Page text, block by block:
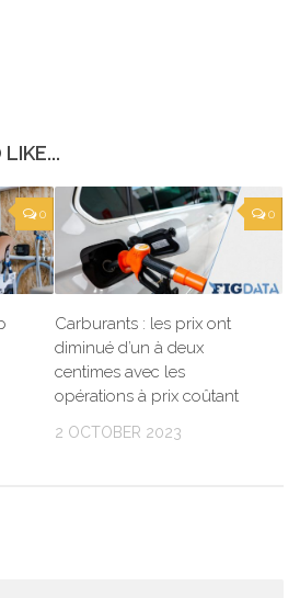
0 0
Carburants : les prix ont
diminué d’un à deux
centimes avec les
opérations à prix coûtant
2 OCTOBER 2023